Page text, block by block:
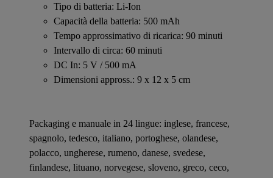
Tipo di batteria: Li-Ion
Capacità della batteria: 500 mAh
Tempo approssimativo di ricarica: 90 minuti
Intervallo di circa: 60 minuti
DC In: 5 V / 500 mA
Dimensioni appross.: 9 x 12 x 5 cm
Packaging e manuale in 24 lingue: inglese, francese,
spagnolo, tedesco, italiano, portoghese, olandese,
polacco, ungherese, rumeno, danese, svedese,
finlandese, lituano, norvegese, sloveno, greco, ceco,